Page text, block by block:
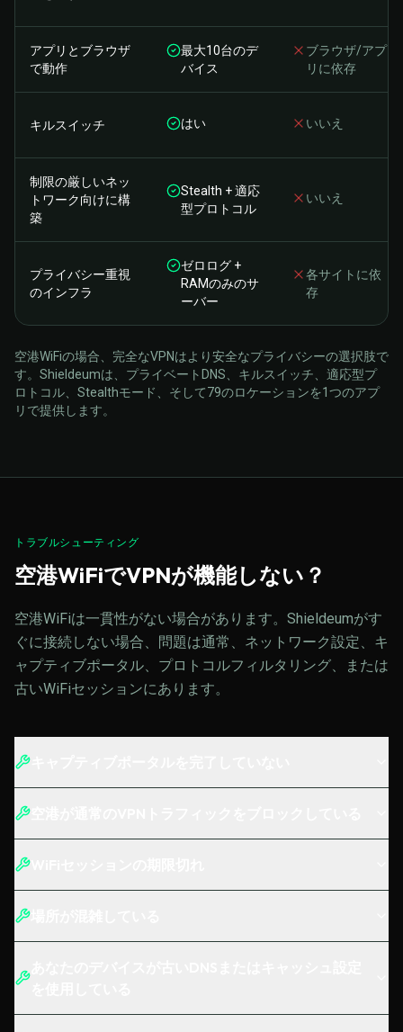
アプリとブラウザ
で動作
最大10台のデ
バイス
ブラウザ/アプ
リに依存
キルスイッチ はい いいえ
制限の厳しいネッ
トワーク向けに構
築
Stealth + 適応
型プロトコル
いいえ
プライバシー重視
のインフラ
ゼロログ +
RAMのみのサ
ーバー
各サイトに依
存
空港WiFiの場合、完全なVPNはより安全なプライバシーの選択肢で
す。Shieldeumは、プライベートDNS、キルスイッチ、適応型プ
ロトコル、Stealthモード、そして79のロケーションを1つのアプ
リで提供します。
トラブルシューティング
空港WiFiでVPNが機能しない？
空港WiFiは一貫性がない場合があります。Shieldeumがす
ぐに接続しない場合、問題は通常、ネットワーク設定、キ
ャプティブポータル、プロトコルフィルタリング、または
古いWiFiセッションにあります。